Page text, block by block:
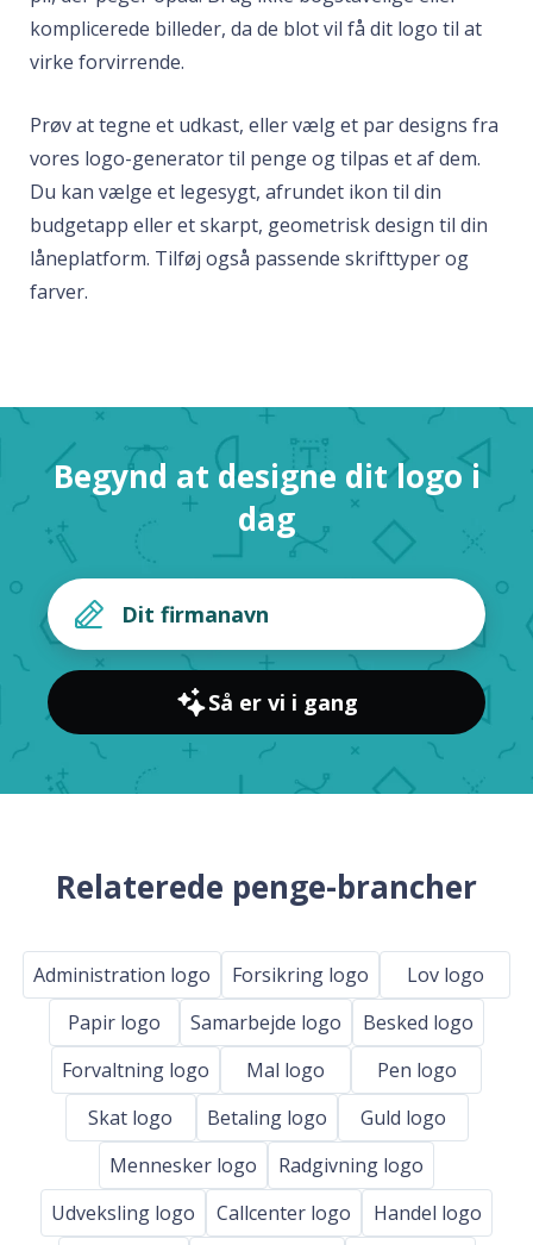
komplicerede billeder, da de blot vil få dit logo til at
virke forvirrende.
Prøv at tegne et udkast, eller vælg et par designs fra
vores logo-generator til penge og tilpas et af dem.
Du kan vælge et legesygt, afrundet ikon til din
budgetapp eller et skarpt, geometrisk design til din
låneplatform. Tilføj også passende skrifttyper og
farver.
Begynd at designe dit logo i
dag
Så er vi i gang
Relaterede penge-brancher
Administration logo Forsikring logo
Lov logo
Papir logo
Samarbejde logo
Besked logo
Forvaltning logo
Mal logo
Pen logo
Skat logo
Betaling logo
Guld logo
Mennesker logo
Radgivning logo
Udveksling logo
Callcenter logo
Handel logo